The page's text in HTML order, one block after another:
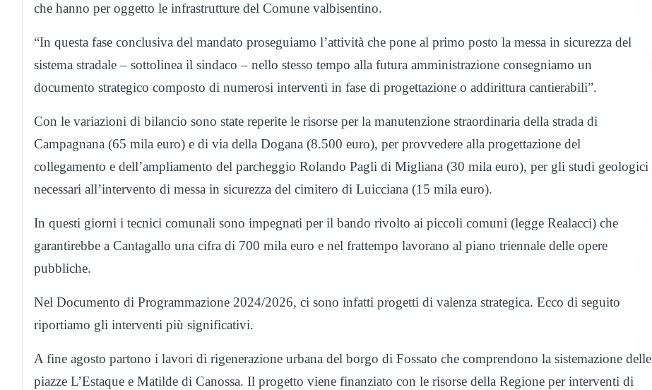
che hanno per oggetto le infrastrutture del Comune valbisentino.
“In questa fase conclusiva del mandato proseguiamo l’attività che pone al primo posto la messa in sicurezza del
sistema stradale – sottolinea il sindaco – nello stesso tempo alla futura amministrazione consegniamo un
documento strategico composto di numerosi interventi in fase di progettazione o addirittura cantierabili”.
Con le variazioni di bilancio sono state reperite le risorse per la manutenzione straordinaria della strada di
Campagnana (65 mila euro) e di via della Dogana (8.500 euro), per provvedere alla progettazione del
collegamento e dell’ampliamento del parcheggio Rolando Pagli di Migliana (30 mila euro), per gli studi geologici
necessari all’intervento di messa in sicurezza del cimitero di Luicciana (15 mila euro).
In questi giorni i tecnici comunali sono impegnati per il bando rivolto ai piccoli comuni (legge Realacci) che
garantirebbe a Cantagallo una cifra di 700 mila euro e nel frattempo lavorano al piano triennale delle opere
pubbliche.
Nel Documento di Programmazione 2024/2026, ci sono infatti progetti di valenza strategica. Ecco di seguito
riportiamo gli interventi più significativi.
A fine agosto partono i lavori di rigenerazione urbana del borgo di Fossato che comprendono la sistemazione delle
piazze L’Estaque e Matilde di Canossa. Il progetto viene finanziato con le risorse della Regione per interventi di